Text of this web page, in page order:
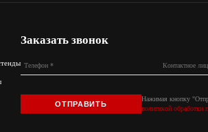
Заказать звонок
ОТПРАВИТЬ
Нажимая кнопку
политикой обработки